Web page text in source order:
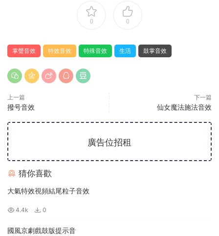
0 0
掌聲音效 特效音效 特殊音效 生活 鼓掌音效
上一篇
撥号音效
下一篇
仙女魔法施法音效
廣告位招租
猜你喜歡
大氣特效視頻結尾粒子音效
4.4k 0
國風京劇戲鼓版提示音